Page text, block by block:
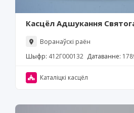
Касцёл Адшукання
Воранаўскі раён
Шыфр: 412Г000132 Датаванне:
Каталіцкі касцёл